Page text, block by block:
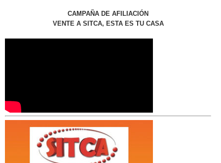
CAMPAÑA DE AFILIACIÓN
VENTE A SITCA, ESTA ES TU CASA